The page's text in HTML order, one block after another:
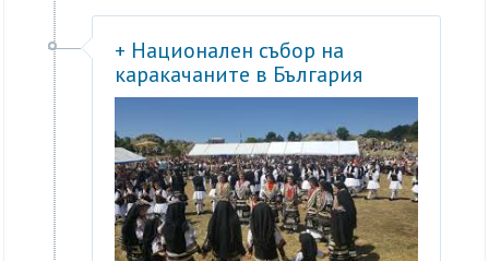
+ Национален събор на
каракачаните в България